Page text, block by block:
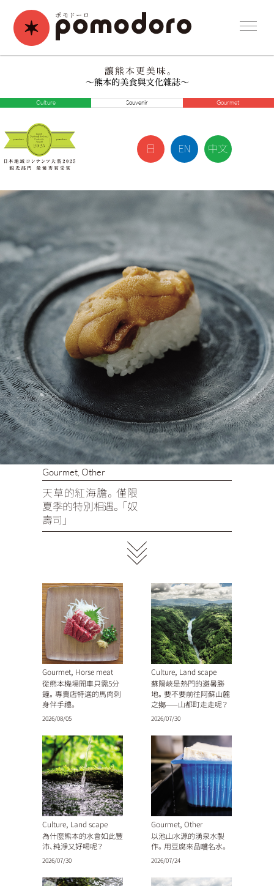
Culture Souvenir Gourmet
Gourmet, Other
天草的紅海膽。僅限
夏季的特別相遇。「奴
壽司」
Gourmet, Horse meat
從熊本機場開車只需5分
鐘。專賣店特選的馬肉刺
身伴手禮。
2026/08/05
Culture, Land scape
蘇陽峽是熱門的避暑勝
地。要不要前往阿蘇山麓
之鄉——山都町走走呢？
2026/07/30
Culture, Land scape
為什麼熊本的水會如此豐
沛、純淨又好喝呢？
2026/07/30
Gourmet, Other
以池山水源的湧泉水製
作。用豆腐來品嚐名水。
2026/07/24